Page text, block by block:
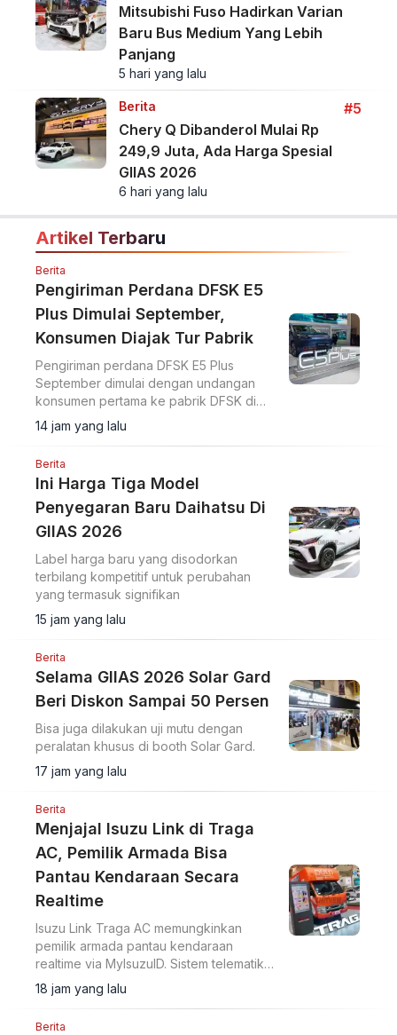
Mitsubishi Fuso Hadirkan Varian
Baru Bus Medium Yang Lebih
Panjang
5 hari yang lalu
Berita
#5
Chery Q Dibanderol Mulai Rp
249,9 Juta, Ada Harga Spesial
GIIAS 2026
6 hari yang lalu
Artikel Terbaru
Berita
Pengiriman Perdana DFSK E5
Plus Dimulai September,
Konsumen Diajak Tur Pabrik
Pengiriman perdana DFSK E5 Plus
September dimulai dengan undangan
konsumen pertama ke pabrik DFSK di
Cikande untuk melihat proses produksi
PHEV.
14 jam yang lalu
Berita
Ini Harga Tiga Model
Penyegaran Baru Daihatsu Di
GIIAS 2026
Label harga baru yang disodorkan
terbilang kompetitif untuk perubahan
yang termasuk signifikan
15 jam yang lalu
Berita
Selama GIIAS 2026 Solar Gard
Beri Diskon Sampai 50 Persen
Bisa juga dilakukan uji mutu dengan
peralatan khusus di booth Solar Gard.
17 jam yang lalu
Berita
Menjajal Isuzu Link di Traga
AC, Pemilik Armada Bisa
Pantau Kendaraan Secara
Realtime
Isuzu Link Traga AC memungkinkan
pemilik armada pantau kendaraan
realtime via MyIsuzuID. Sistem telematika
ini pantau lokasi, kecepatan, dan
operasional kendaraan.
18 jam yang lalu
Berita